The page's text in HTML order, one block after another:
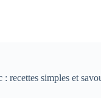
recettes simples et